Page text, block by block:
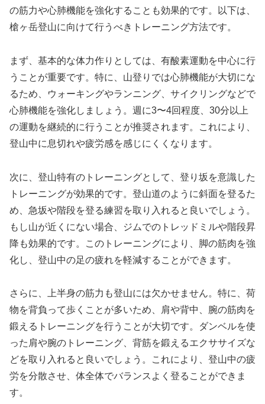
の筋力や心肺機能を強化することも効果的です。以下は、
槍ヶ岳登山に向けて行うべきトレーニング方法です。
まず、基本的な体力作りとしては、有酸素運動を中心に行
うことが重要です。特に、山登りでは心肺機能が大切にな
るため、ウォーキングやランニング、サイクリングなどで
心肺機能を強化しましょう。週に3〜4回程度、30分以上
の運動を継続的に行うことが推奨されます。これにより、
登山中に息切れや疲労感を感じにくくなります。
次に、登山特有のトレーニングとして、登り坂を意識した
トレーニングが効果的です。登山道のように斜面を登るた
め、急坂や階段を登る練習を取り入れると良いでしょう。
もし山が近くにない場合、ジムでのトレッドミルや階段昇
降も効果的です。このトレーニングにより、脚の筋肉を強
化し、登山中の足の疲れを軽減することができます。
さらに、上半身の筋力も登山には欠かせません。特に、荷
物を背負って歩くことが多いため、肩や背中、腕の筋肉を
鍛えるトレーニングを行うことが大切です。ダンベルを使
った肩や腕のトレーニング、背筋を鍛えるエクササイズな
どを取り入れると良いでしょう。これにより、登山中の疲
労を分散させ、体全体でバランスよく登ることができま
す。